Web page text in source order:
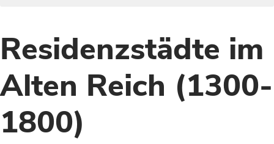
Residenzstädte im
Alten Reich (1300-
1800)